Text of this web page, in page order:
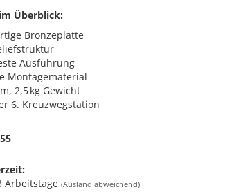
Passwort vergessen?
Überblick:
Bronzeplatte
Ausführung
Montagematerial
2,5 kg Gewicht
6. Kreuzwegstation
Arbeitstage (Ausland abweichend)